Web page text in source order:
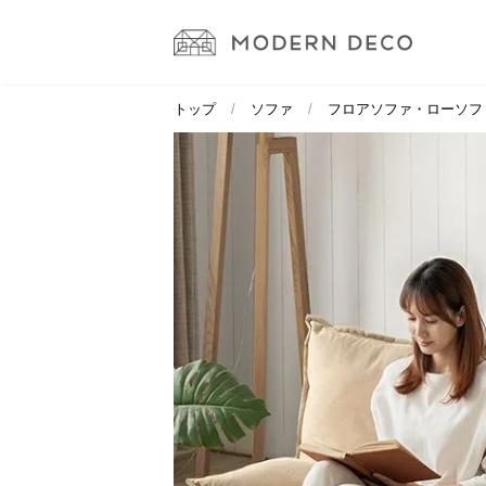
トップ ソファ フロアソファ・ローソフ